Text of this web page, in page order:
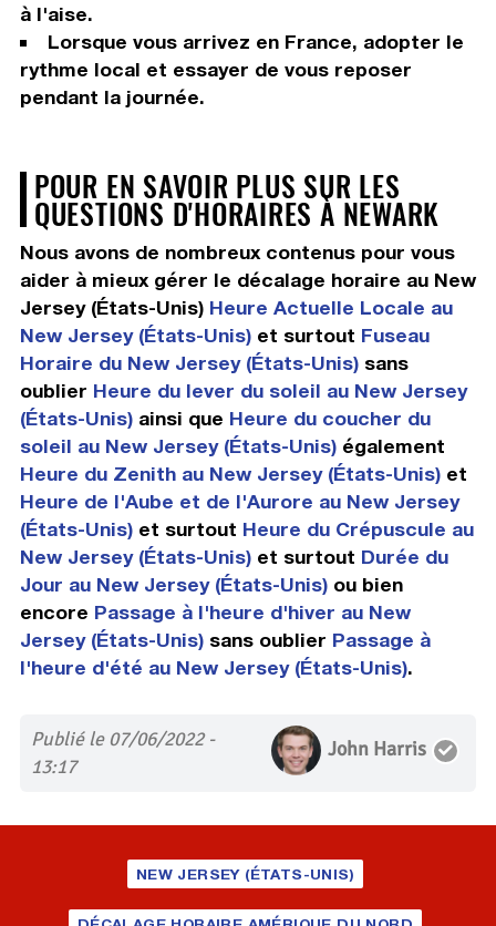
à l'aise.
Lorsque vous arrivez en France, adopter le
rythme local et essayer de vous reposer
pendant la journée.
POUR EN SAVOIR PLUS SUR LES
QUESTIONS D'HORAIRES À NEWARK
Nous avons de nombreux contenus pour vous
aider à mieux gérer le décalage horaire au New
Jersey (États-Unis) Heure Actuelle Locale au
New Jersey (États-Unis)et surtout Fuseau
Horaire du New Jersey (États-Unis)sans
oublier Heure du lever du soleil au New Jersey
(États-Unis)ainsi que Heure du coucher du
soleil au New Jersey (États-Unis)également
Heure du Zenith au New Jersey (États-Unis)et
Heure de l'Aube et de l'Aurore au New Jersey
(États-Unis)et surtout Heure du Crépuscule au
New Jersey (États-Unis)et surtout Durée du
Jour au New Jersey (États-Unis)ou bien
encore Passage à l'heure d'hiver au New
Jersey (États-Unis)sans oublier Passage à
l'heure d'été au New Jersey (États-Unis).
Publié le 07/06/2022 -
13:17
John Harris
NEW JERSEY (ÉTATS-UNIS)